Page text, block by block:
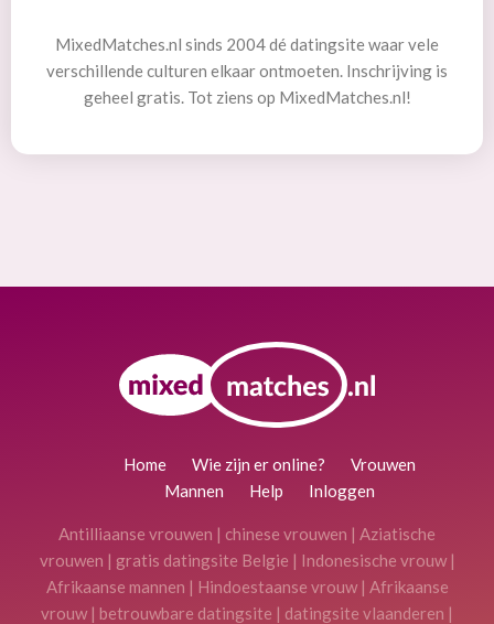
MixedMatches.nl sinds 2004 dé datingsite waar vele
verschillende culturen elkaar ontmoeten. Inschrijving is
geheel gratis. Tot ziens op MixedMatches.nl!
Home Wie zijn er online?
Vrouwen
Mannen
Help Inloggen
Antilliaanse vrouwen | chinese vrouwen | Aziatische
vrouwen | gratis datingsite Belgie | Indonesische vrouw |
Afrikaanse mannen | Hindoestaanse vrouw | Afrikaanse
vrouw | betrouwbare datingsite | datingsite vlaanderen |